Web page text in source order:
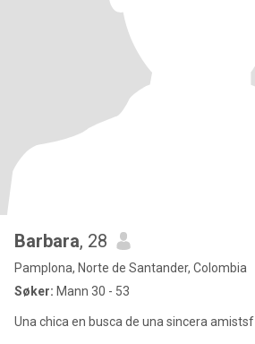
Barbara, 28
Pamplona, Norte de Santander, Colombia
Søker: Mann 30 - 53
Una chica en busca de una sincera amistsf